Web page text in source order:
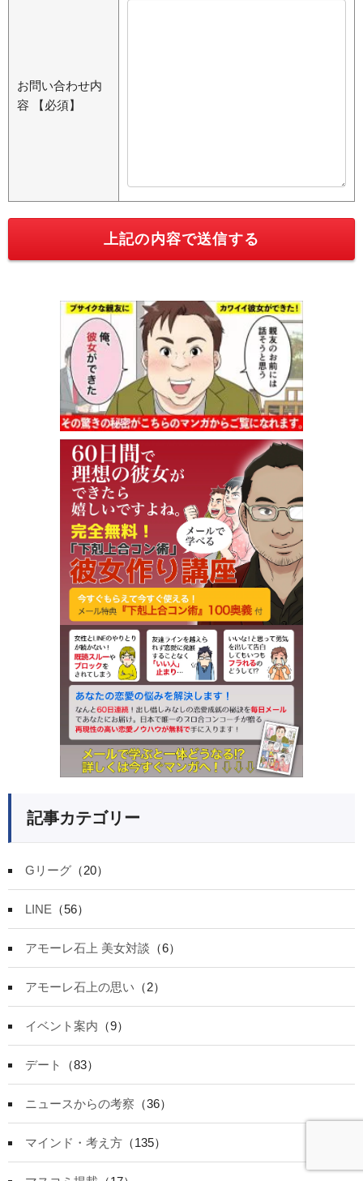
お問い合わせ内
容
【必須】
記事カテゴリー
Gリーグ （20）
LINE （56）
アモーレ石上 美女対談 （6）
アモーレ石上の思い （2）
イベント案内 （9）
デート （83）
ニュースからの考察 （36）
マインド・考え方 （135）